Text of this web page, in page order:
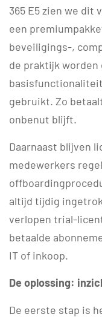
365 E5 zien we dit
een
beveiligings-,
de praktijk worden
gebruikt. Zo
onbenut blijft.
Daarnaast blijven
medewerkers
altijd tijdig
verlopen trial-
betaalde
IT of inkoop.
De oplossing:
De eerste stap is